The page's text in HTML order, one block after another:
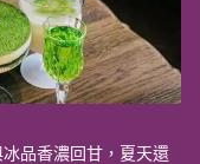
品香濃回甘，夏天還